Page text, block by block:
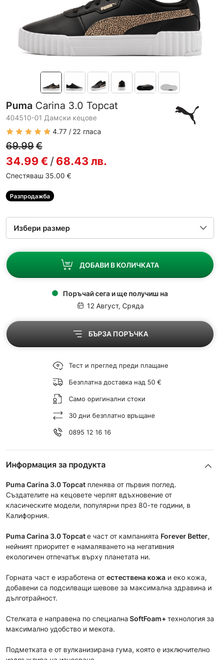
Puma Carina 3.0 Topcat
404510-01 Дамски кецове
4.77
22 гласа
69.99€
34.99€ /68.43лв.
Спестяваш 35.00 €
Разпродажба
ДОБАВИ В КОЛИЧКАТА
Поръчай сега и ще получиш на
12 Август, Сряда
БЪРЗА ПОРЪЧКА
Тест и преглед преди плащане
Безплатна доставка над 50 €
Само оригинални стоки
30 дни безплатно връщане
0895 12 16 16
Информация за продукта
Puma Carina 3.0Topcat пленява от първия поглед.
Създателите на кецовете черпят вдъхновение от
класическите модели, популярни през 80-те години, в
Калифорния.
Puma Carina 3.0Topcatе част от кампанията Forever Better,
нейният приоритет е намаляването на негативния
екологичен отпечатък върху планетата ни.
Горната част е изработена от естествена кожа и еко кожа,
добавени са подсилващи шевове за максимална здравина и
дълготрайност.
Стелката е направена по специална SoftFoam+технология за
максимално удобство и мекота.
Подметката е от вулканизирана гума, която е изключително